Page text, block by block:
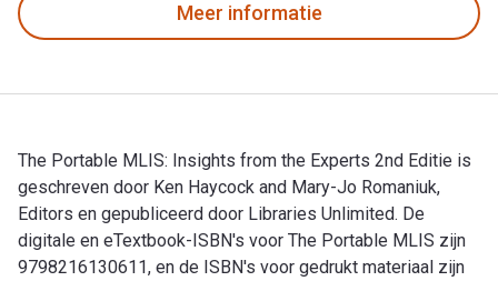
Meer informatie
The Portable MLIS: Insights from the Experts 2nd Editie is
geschreven door Ken Haycock and Mary-Jo Romaniuk,
Editors en gepubliceerd door Libraries Unlimited. De
digitale en eTextbook-ISBN's voor The Portable MLIS zijn
9798216130611, en de ISBN's voor gedrukt materiaal zijn